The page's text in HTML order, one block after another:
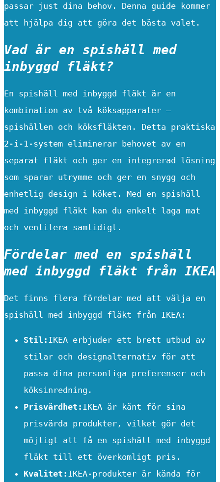
passar just dina behov. Denna guide kommer
att hjälpa dig att göra det bästa valet.
Vad är en spishäll med
inbyggd fläkt?
En spishäll med inbyggd fläkt är en
kombination av två köksapparater –
spishällen och köksfläkten. Detta praktiska
2-i-1-system eliminerar behovet av en
separat fläkt och ger en integrerad lösning
som sparar utrymme och ger en snygg och
enhetlig design i köket. Med en spishäll
med inbyggd fläkt kan du enkelt laga mat
och ventilera samtidigt.
Fördelar med en spishäll
med inbyggd fläkt från IKEA
Det finns flera fördelar med att välja en
spishäll med inbyggd fläkt från IKEA:
Stil: IKEA erbjuder ett brett utbud av
stilar och designalternativ för att
passa dina personliga preferenser och
köksinredning.
Prisvärdhet: IKEA är känt för sina
prisvärda produkter, vilket gör det
möjligt att få en spishäll med inbyggd
fläkt till ett överkomligt pris.
Kvalitet: IKEA-produkter är kända för